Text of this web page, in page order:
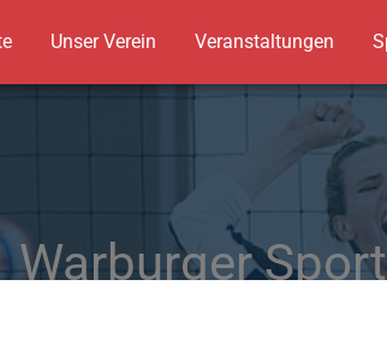
Unser Verein Veranstaltungen
Warburger
Warburger